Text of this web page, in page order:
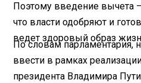
Поэтому введение вычета
что власти одобряют и
ведет здоровый образ
По словам парламентария,
ввести в рамках
президента Владимира